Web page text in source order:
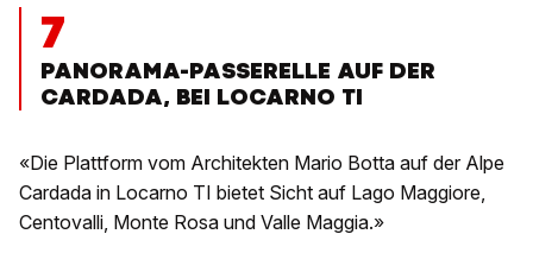
7
PANORAMA-PASSERELLE AUF DER
CARDADA, BEI LOCARNO TI
«Die Plattform vom Architekten Mario Botta auf der Alpe
Cardada in Locarno TI bietet Sicht auf Lago Maggiore,
Centovalli, Monte Rosa und Valle Maggia.»